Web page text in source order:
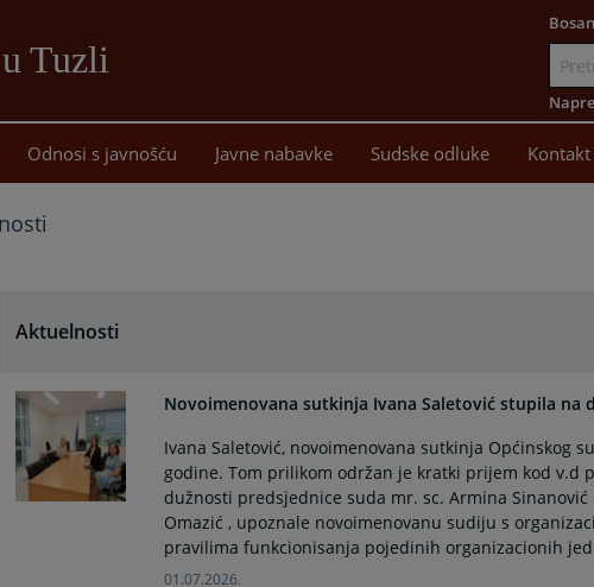
Tuzli
sadržaj
Odnosi s javnošću Javne nabavke Sudske odluke Kontakt
Aktuelnosti
Novoimenovana sutkinja Ivana Saletović stupila na
Ivana Saletović, novoimenovana sutkinja Općinskog
godine. Tom prilikom održan je kratki prijem kod v.d
dužnosti predsjednice suda mr. sc. Armina
Omazić , upoznale novoimenovanu sudiju s
pravilima funkcionisanja pojedinih organizacionih
01.07.2026.